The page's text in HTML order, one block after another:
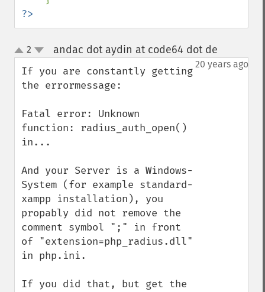
?>
up
down
2 andac dot aydin at code64 dot de
20 years ago
If you are constantly getting
the errormessage:
Fatal error: Unknown
function: radius_auth_open()
in...
And your Server is a Windows-
System (for example standard-
xampp installation), you
propably did not remove the
comment symbol ";" in front
of "extension=php_radius.dll"
in php.ini.
If you did that, but get the